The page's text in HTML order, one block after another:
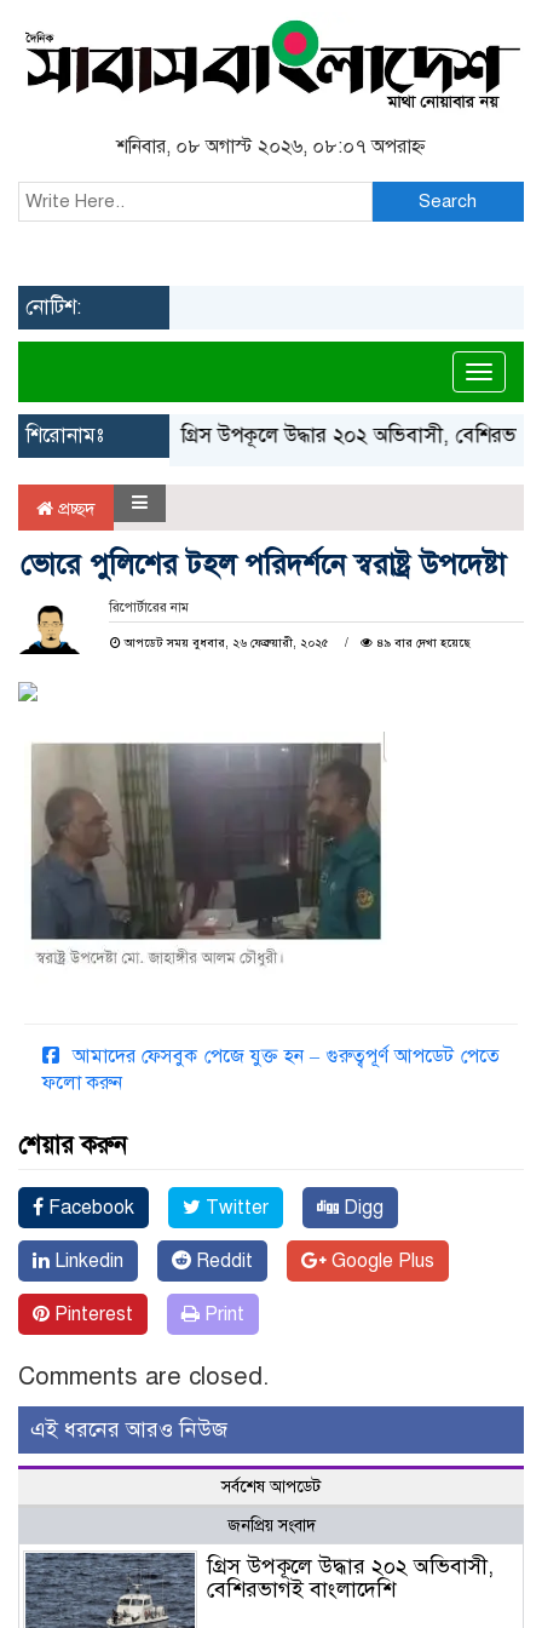
শনিবার, ০৮ অগাস্ট ২০২৬, ০৮:০৭ অপরাহ্ন
Search
নোটিশ:
শিরোনামঃ গ্রিস উপকূলে উদ্ধার ২০২ অভিবাসী, বেশিরভাগই
প্রচ্ছদ
ভোরে পুলিশের টহল পরিদর্শনে স্বরাষ্ট্র উপদেষ্টা
রিপোর্টারের নাম
আপডেট সময় বুধবার, ২৬ ফেব্রুয়ারী, ২০২৫ ৪৯ বার দেখা হয়েছে
আমাদের ফেসবুক পেজে যুক্ত হন – গুরুত্বপূর্ণ আপডেট পেতে
ফলো করুন
শেয়ার করুন
Facebook Twitter Digg
Linkedin Reddit Google Plus
Pinterest Print
Comments are closed.
এই ধরনের আরও নিউজ
সর্বশেষ আপডেট
জনপ্রিয় সংবাদ
গ্রিস উপকূলে উদ্ধার ২০২ অভিবাসী,
বেশিরভাগই বাংলাদেশি